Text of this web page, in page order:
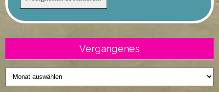
Vergangenes
Vergangenes